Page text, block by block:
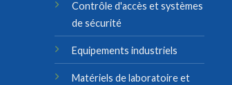
Contrôle d'accès et systèmes
de sécurité
Equipements industriels
Matériels de laboratoire et